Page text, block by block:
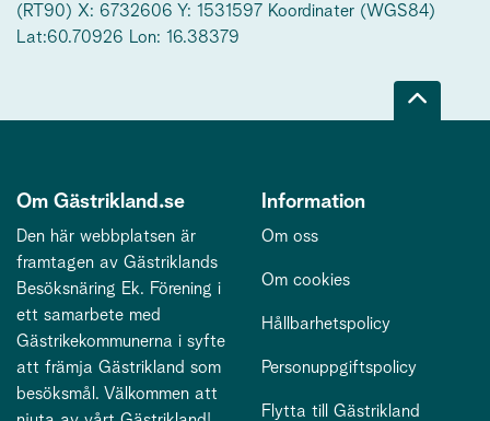
(RT90) X: 6732606 Y: 1531597 Koordinater (WGS84)
Lat:60.70926 Lon: 16.38379
Om Gästrikland.se
Den här webbplatsen är
framtagen av Gästriklands
Besöksnäring Ek. Förening i
ett samarbete med
Gästrikekommunerna i syfte
att främja Gästrikland som
besöksmål. Välkommen att
Information
Om oss
Om cookies
Hållbarhetspolicy
Personuppgiftspolicy
Flytta till Gästrikland